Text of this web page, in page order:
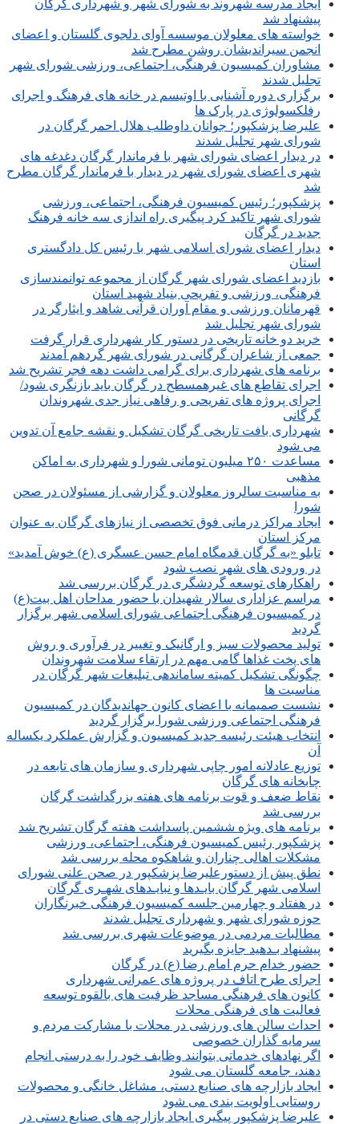
ایجاد مدرسه شهروند به شورای شهر و شهرداری گرگان
پیشنهاد شد
خواسته های معلولان موسسه آوای دلجوی گلستان و اعضای
انجمن سیراندیشان روشن مطرح شد
مشاوران کمیسیون فرهنگی، اجتماعی، ورزشی شورای شهر
تجلیل شدند
برگزاری دوره آشنایی با اوتیسم در خانه های فرهنگ و اجرای
رفلکسولوژی در پارک ها
علیرضا پزشکپور؛ جوانان داوطلب هلال احمر گرگان در
شورای شهر تجلیل شدند
در دیدار اعضای شورای شهر با فرماندار گرگان دغدغه های
شهری اعضای شورای شهر در دیدار با فرماندار گرگان مطرح
شد
پزشکپور؛ رئیس کمیسیون فرهنگی، اجتماعی، ورزشی
شورای شهر تاکید کرد پیگیری راه اندازی سه خانه فرهنگ
جدید در گرگان
دیدار اعضای شورای اسلامی شهر با رئیس کل دادگستری
استان
بازدید اعضای شورای شهر گرگان از مجموعه توانمندسازی
فرهنگی، ورزشی و تفریحی بنیاد شهید استان
قهرمانان ورزشی و مقام آوران قرآنی شاهد و ایثارگر در
شورای شهر تجلیل شد
خرید دو خانه تاریخی در دستور کار شهرداری قرار گرفت
جمعی از شاعران گرگانی در شورای شهر گردهم آمدند
برنامه های شهرداری برای گرامی داشت دهه فجر تشریح شد
اجرای تقاطع های غیرهمسطح در گرگان باید بازنگری شود/
اجرای پروژه های تفریحی و رفاهی نیاز جدی شهروندان
گرگانی
شهرداری بافت تاریخی گرگان تشکیل و نقشه جامع آن تدوین
می شود
مساعدت ۲۵۰ میلیون تومانی شورا و شهرداری به اماکن
مذهبی
به مناسبت سالروز معلولان و گزارشی از مسئولان در صحن
شورا
ایجاد مراکز درمانی فوق تخصصی از نیازهای گرگان به عنوان
مرکز استان
تابلو «به گرگان قدمگاه امام حسن عسگری (ع) خوش آمدید»
در ورودی های شهر نصب شود
راهکارهای توسعه گردشگری در گرگان بررسی شد
مراسم عزاداری سالار شهیدان با حضور مداحان اهل بیت(ع)
در کمیسیون فرهنگی اجتماعی شورای اسلامی شهر برگزار
گردید
تولید محصولات سبز و ارگانیک و تغییر در فرآوری و روش
های پخت غذاها گامی مهم در ارتقاء سلامت شهروندان
چگونگی تشکیل کمیته ساماندهی تبلیغات شهر گرگان در
مناسبت ها
نشست صمیمانه با اعضای کانون جهاندیدگان در کمیسیون
فرهنگی اجتماعی ورزشی شورا برگزار گردید
انتخاب هیئت رئیسه جدید کمیسیون و گزارش عملکرد یکساله
آن
توزیع عادلانه امور چاپی شهرداری و سازمان های تابعه در
چابخانه های گرگان
نقاط ضعف و قوت برنامه های هفته بزرگداشت گرگان
بررسی شد
برنامه های ویژه ششمین پاسداشت هفته گرگان تشریح شد
پزشکپور رئیس کمیسیون فرهنگی، اجتماعی، ورزشی
مشکلات اهالی چناران و شاهکوه محله بررسی شد
نطق پیش از دستورعلیرضا پزشکپور در صحن علنی شورای
اسلامی شهر گرگان بایـدها و نبایـدهای شهـری گرگان
در هفتاد و چهارمین جلسه کمیسیون فرهنگی خبرنگاران
حوزه شورای شهر و شهرداری تجلیل شدند
مطالبات مردمی در موضوعات شهری بررسی شد
پیشنهاد بـدهید جایزه بگیرید
حضور خدام حرم امام رضا (ع) در گرگان
اجرای طرح اتاف در پروژه های عمرانی شهرداری
کانون های فرهنگی مساجد ظرفیت های بالقوه توسعه
فعالیت های فرهنگی محلات
احداث سالن های ورزشی در محلات با مشارکت مردم و
سرمایه گذاران خصوصی
اگر نهادهای خدماتی بتوانند وظایف خود را به درستی انجام
دهند، جامعه گلستان می شود
ایجاد بازارچه های صنایع دستی، مشاغل خانگی و محصولات
روستایی اولویت بندی می شود
علیرضا پزشکپور پیگیری ایجاد بازارچه های صنایع دستی در